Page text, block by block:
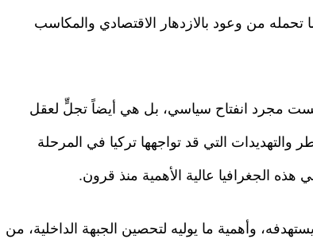
تحمله من وعود بالازدهار الاقتصادي والمكاسب
ليست مجرد انفتاح سياسي، بل هي أيضاً تجلٍّ لعقل
والتهديدات التي قد تواجهها تركيا في المرحلة
الجغرافيا عالية الأهمية منذ قرون.
وأهمية ما يوليه لتحصين الجبهة الداخلية، من